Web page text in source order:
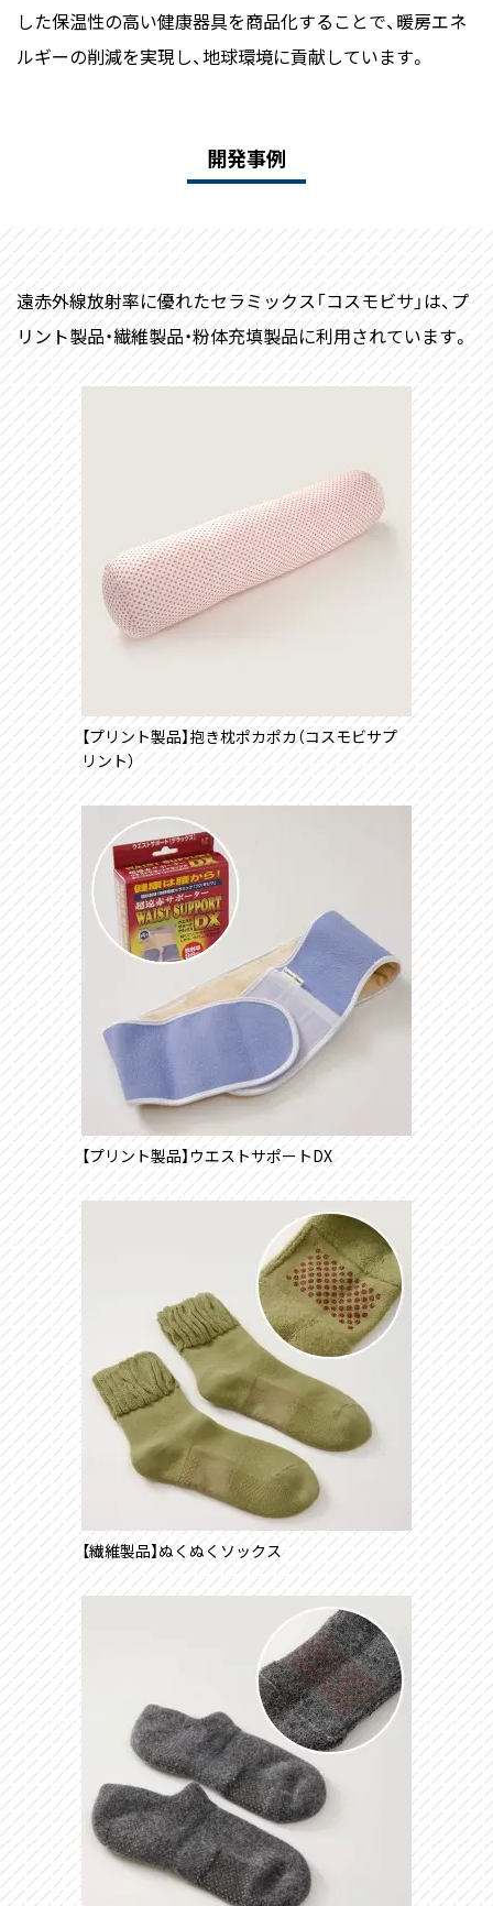
した保温性の高い健康器具を商品化することで、暖房エネ
ルギーの削減を実現し、地球環境に貢献しています。
開発事例
遠赤外線放射率に優れたセラミックス「コスモビサ」は、プ
リント製品・繊維製品・粉体充填製品に利用されています。
【プリント製品】抱き枕ポカポカ（コスモビサプ
リント）
【プリント製品】ウエストサポートDX
【繊維製品】ぬくぬくソックス